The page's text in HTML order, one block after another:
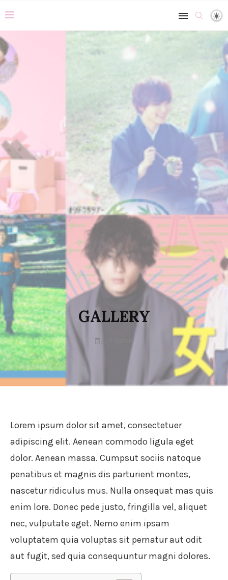
GALLERY
首頁 Gallery
Lorem ipsum dolor sit amet, consectetuer
adipiscing elit. Aenean commodo ligula eget
dolor. Aenean massa. Cumpsut sociis natoque
penatibus et magnis dis parturient montes,
nascetur ridiculus mus. Nulla onsequat mas quis
enim lore. Donec pede justo, fringilla vel, aliquet
nec, vulputate eget. Nemo enim ipsam
voluptatem quia voluptas sit pernatur aut odit
aut fugit, sed quia consequuntur magni dolores.